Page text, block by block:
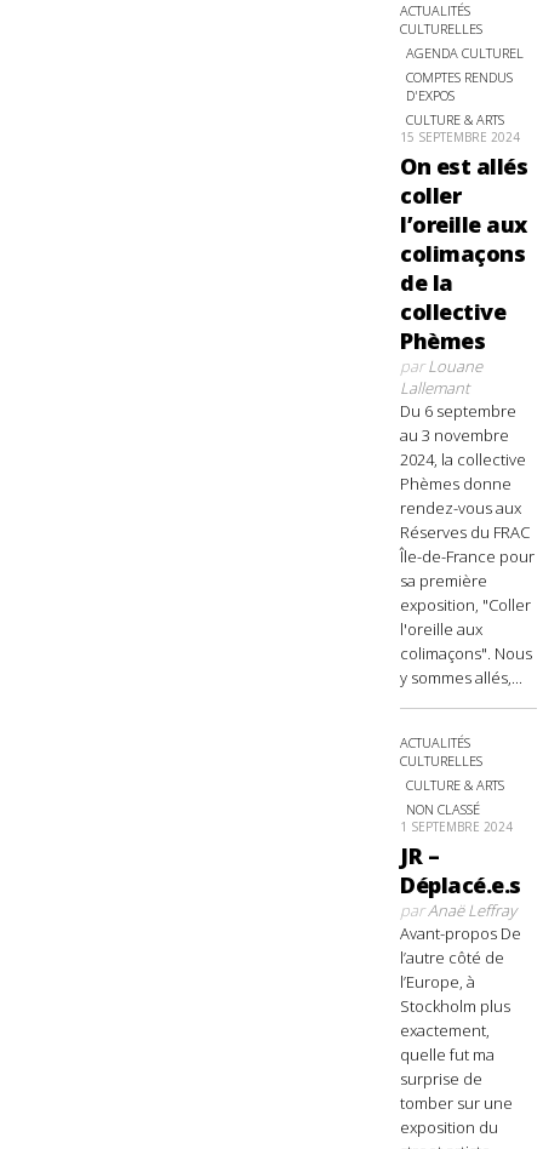
ACTUALITÉS
CULTURELLES
AGENDA CULTUREL
COMPTES RENDUS
D'EXPOS
CULTURE & ARTS
15 SEPTEMBRE 2024
On est allés
coller
l’oreille aux
colimaçons
de la
collective
Phèmes
parLouane
Lallemant
Du 6 septembre
au 3 novembre
2024, la collective
Phèmes donne
rendez-vous aux
Réserves du FRAC
Île-de-France pour
sa première
exposition, "Coller
l'oreille aux
colimaçons". Nous
y sommes allés,...
ACTUALITÉS
CULTURELLES
CULTURE & ARTS
NON CLASSÉ
1 SEPTEMBRE 2024
JR –
Déplacé.e.s
parAnaë Leffray
Avant-propos De
l’autre côté de
l’Europe, à
Stockholm plus
exactement,
quelle fut ma
surprise de
tomber sur une
exposition du